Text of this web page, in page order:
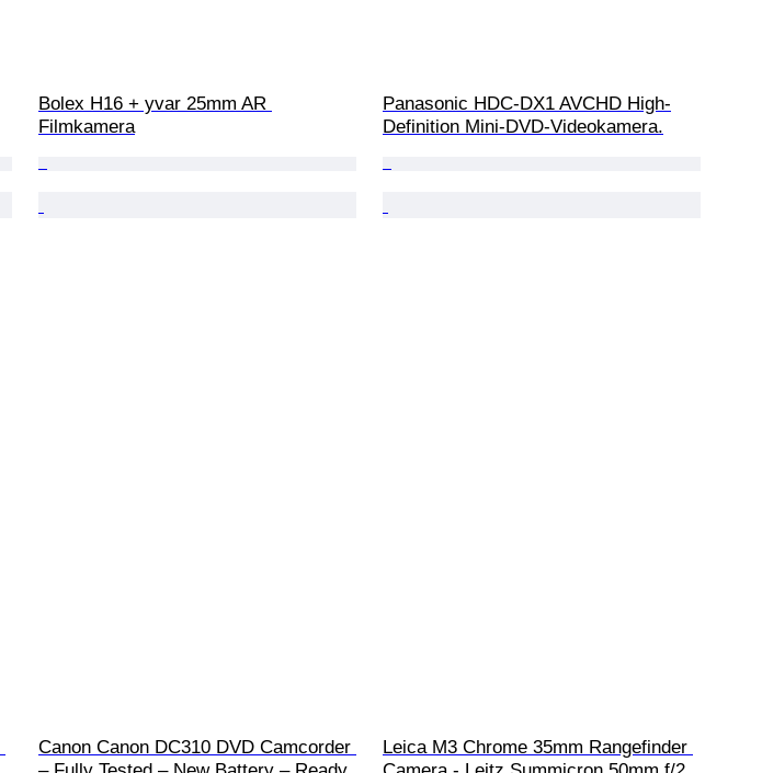
Bolex H16 + yvar 25mm AR
Filmkamera
Panasonic HDC-DX1 AVCHD High-
Definition Mini-DVD-Videokamera.
Canon Canon DC310 DVD Camcorder
Leica M3 Chrome 35mm Rangefinder